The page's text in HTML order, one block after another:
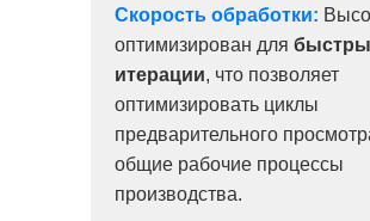
Скорость обработки:
оптимизирован для
итерации, что позволяет
оптимизировать циклы
предварительного
общие рабочие процессы
производства.